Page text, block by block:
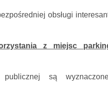
obsługi
z miejsc
są